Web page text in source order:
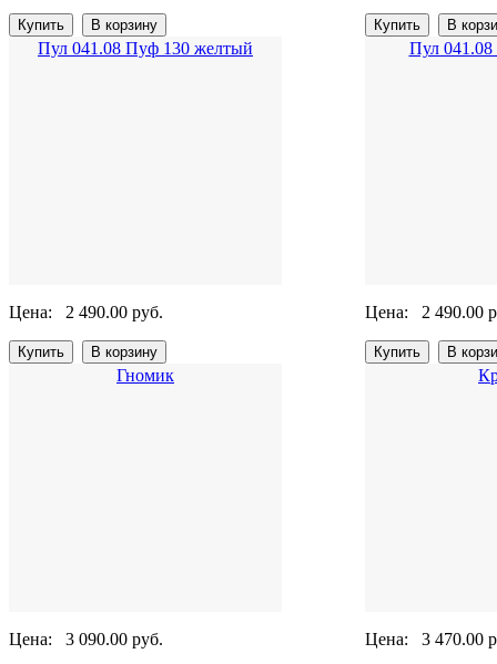
Пул 041.08 Пуф 130 желтый
Цена: 2 490.00 руб.
Пул
Цена: 2 490.00
Гномик
Цена: 3 090.00 руб. Цена: 3 470.00